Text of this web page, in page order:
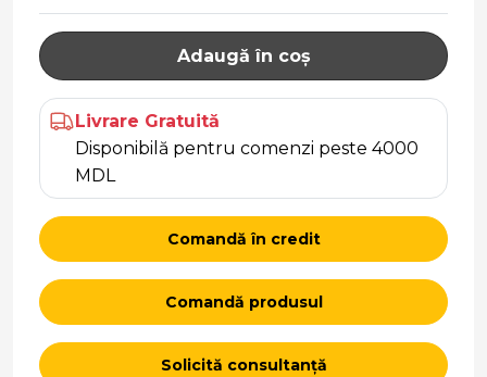
Adaugă în coș
Livrare Gratuită
Disponibilă pentru comenzi peste 4000
MDL
Comandă în credit
Comandă produsul
Solicită consultanță